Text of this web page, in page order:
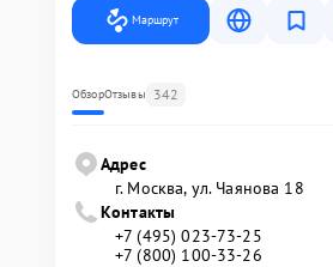
Маршрут
ОбзорОтзывы 342
Адрес
г. Москва, ул. Чаянова 18
Контакты
+7 (495) 023-73-25
+7 (800) 100-33-26